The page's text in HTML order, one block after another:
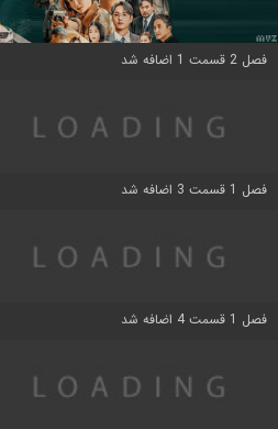
فصل 2 قسمت 1 اضافه شد
فصل 1 قسمت 3 اضافه شد
فصل 1 قسمت 4 اضافه شد